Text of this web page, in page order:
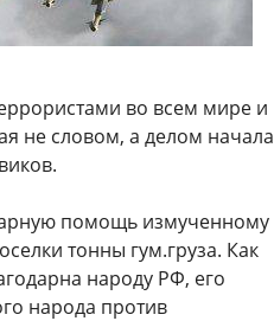
во всем мире и
не словом, а делом начала
помощь измученному
тонны гум.груза. Как
народу РФ, его
народа против